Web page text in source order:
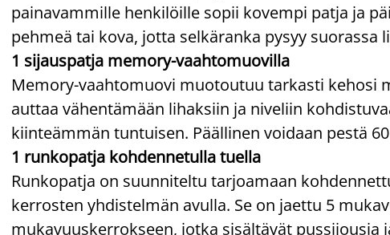
painavammille henkilöille sopii kovempi patja ja
pehmeä tai kova, jotta selkäranka pysyy suorassa
1 sijauspatja memory-vaahtomuovilla
Memory-vaahtomuovi muotoutuu tarkasti kehosi
auttaa vähentämään lihaksiin ja niveliin
kiinteämmän tuntuisen. Päällinen voidaan pestä 60
1 runkopatja kohdennetulla tuella
Runkopatja on suunniteltu tarjoamaan
kerrosten yhdistelmän avulla. Se on jaettu 5
mukavuuskerrokseen, jotka sisältävät